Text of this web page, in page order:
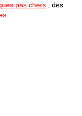
pas chers , des